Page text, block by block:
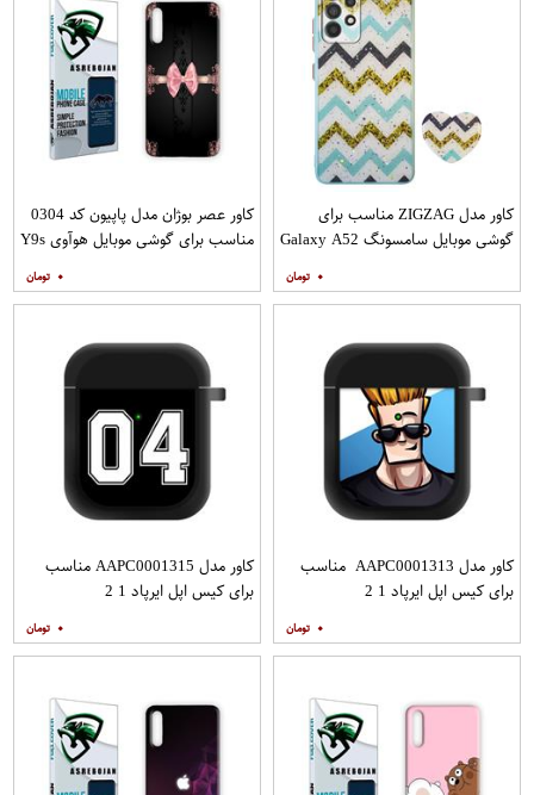
کاور مدل ZIGZAG مناسب برای
گوشی موبایل سامسونگ Galaxy A52
۰
کاور عصر بوژان مدل پاپیون کد 0304
مناسب برای گوشی موبایل هوآوی Y9s
۰
کاور مدل AAPC0001313 مناسب
برای کیس اپل ایرپاد 1 2
۰
کاور مدل AAPC0001315 مناسب
برای کیس اپل ایرپاد 1 2
۰